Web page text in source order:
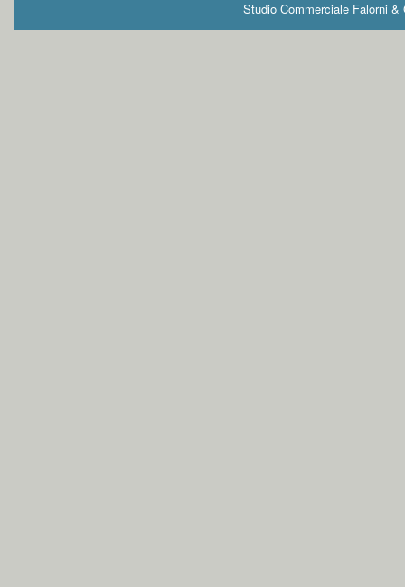
Studio Commerciale Falorni